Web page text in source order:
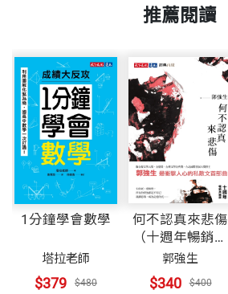
推薦閱讀
1分鐘學會數學
塔拉老師
$379 $480
何不認真來悲傷
（十週年暢銷典
藏版）
郭強生
$340 $400